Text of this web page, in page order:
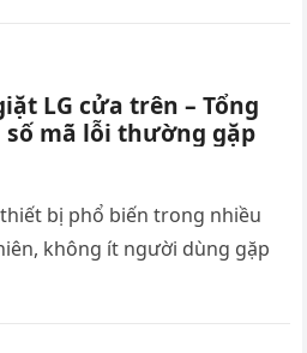
LG cửa trên – Tổng
số mã lỗi thường gặp
bị phổ biến trong nhiều
không ít người dùng gặp